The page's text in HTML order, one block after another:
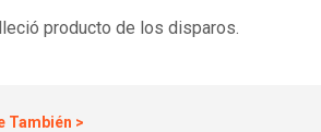
producto de los disparos.
También >